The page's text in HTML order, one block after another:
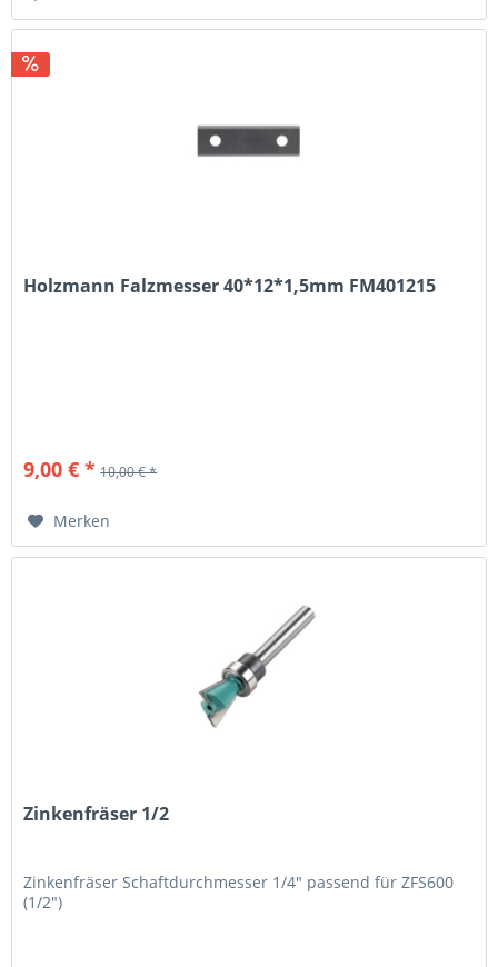
Holzmann Falzmesser 40*12*1,5mm FM401215
9,00 € * 10,00 € *
Merken
Zinkenfräser 1/2
Zinkenfräser Schaftdurchmesser 1/4" passend für ZFS600
(1/2")